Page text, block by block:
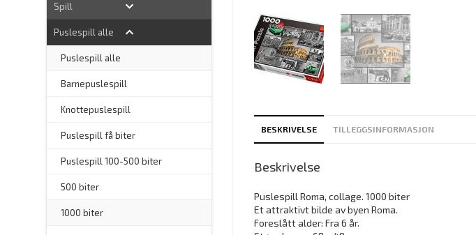
BESKRIVELSE TILLEGGSINFORMASJON
Beskrivelse
Puslespill Roma, collage. 1000 biter
Et attraktivt bilde av byen Roma.
Foreslått alder: Fra 6 år.
Spill
Puslespill alle
Puslespill alle
Barnepuslespill
Knottepuslespill
Puslespill få biter
Puslespill 100-500 biter
500 biter
1000 biter